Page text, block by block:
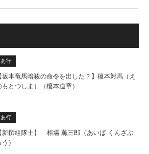
あ行
坂本竜馬暗殺の命令を出した？】榎本対馬（え
もとつしま）（榎本道章）
あ行
新撰組隊士】 相場 薫三郎（あいば くんざぶ
）